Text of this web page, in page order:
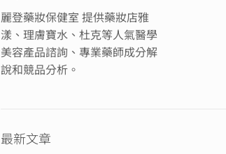
麗登藥妝保健室 提供藥妝店雅
漾、理膚寶水、杜克等人氣醫學
美容產品諮詢、專業藥師成分解
說和競品分析。
最新文章